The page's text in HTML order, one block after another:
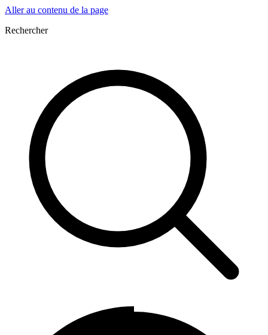
Aller au contenu de la page
Rechercher